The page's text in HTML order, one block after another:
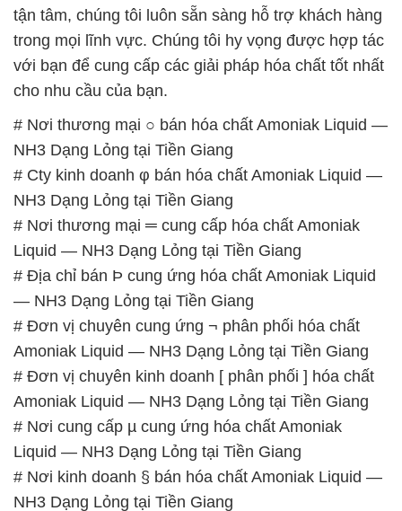
tận tâm, chúng tôi luôn sẵn sàng hỗ trợ khách hàng
trong mọi lĩnh vực. Chúng tôi hy vọng được hợp tác
với bạn để cung cấp các giải pháp hóa chất tốt nhất
cho nhu cầu của bạn.
# Nơi thương mại ○ bán hóa chất Amoniak Liquid —
NH3 Dạng Lỏng tại Tiền Giang
# Cty kinh doanh φ bán hóa chất Amoniak Liquid —
NH3 Dạng Lỏng tại Tiền Giang
# Nơi thương mại ═ cung cấp hóa chất Amoniak
Liquid — NH3 Dạng Lỏng tại Tiền Giang
# Địa chỉ bán Þ cung ứng hóa chất Amoniak Liquid
— NH3 Dạng Lỏng tại Tiền Giang
# Đơn vị chuyên cung ứng ¬ phân phối hóa chất
Amoniak Liquid — NH3 Dạng Lỏng tại Tiền Giang
# Đơn vị chuyên kinh doanh [ phân phối ] hóa chất
Amoniak Liquid — NH3 Dạng Lỏng tại Tiền Giang
# Nơi cung cấp µ cung ứng hóa chất Amoniak
Liquid — NH3 Dạng Lỏng tại Tiền Giang
# Nơi kinh doanh § bán hóa chất Amoniak Liquid —
NH3 Dạng Lỏng tại Tiền Giang